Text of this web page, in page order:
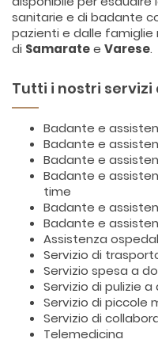
sanitarie e di badante
pazienti e dalle famiglie
di Samaratee Varese.
Tutti i nostri
Badante e
Badante e
Badante e
Badante e
time
Badante e
Badante e
Assistenza
Servizio di
Servizio spesa a
Servizio di pulizie
Servizio di piccole
Servizio di
Telemedicina